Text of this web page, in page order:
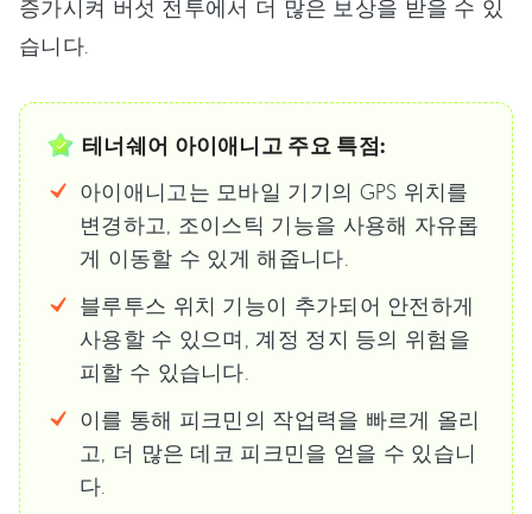
증가시켜 버섯 전투에서 더 많은 보상을 받을 수 있
습니다.
테너쉐어 아이애니고 주요 특점:
아이애니고는 모바일 기기의 GPS 위치를
변경하고, 조이스틱 기능을 사용해 자유롭
게 이동할 수 있게 해줍니다.
블루투스 위치 기능이 추가되어 안전하게
사용할 수 있으며, 계정 정지 등의 위험을
피할 수 있습니다.
이를 통해 피크민의 작업력을 빠르게 올리
고, 더 많은 데코 피크민을 얻을 수 있습니
다.